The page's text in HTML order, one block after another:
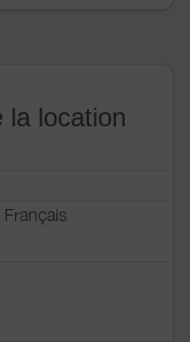
la location
Français